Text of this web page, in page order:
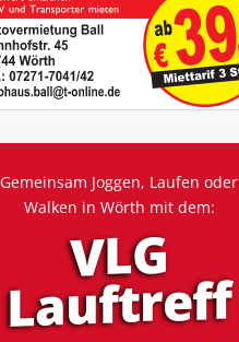
Gemeinsam Joggen, Laufen oder
Walken in Wörth mit dem:
VLG
Lauf­treff